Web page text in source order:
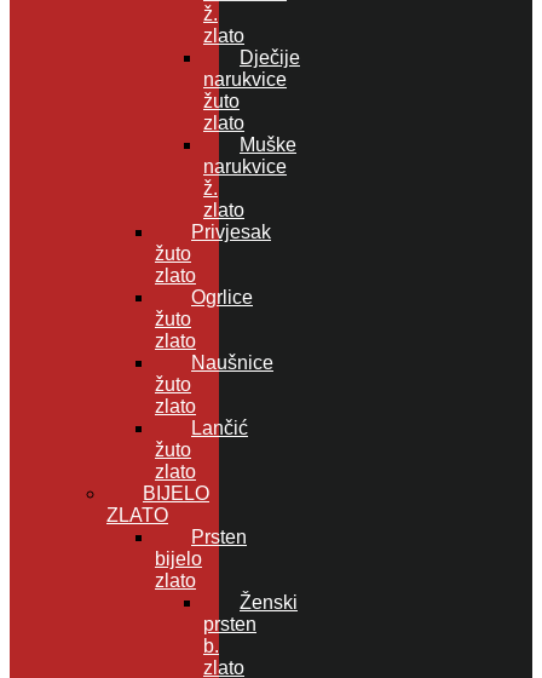
ž.
zlato
Dječije
narukvice
žuto
zlato
Muške
narukvice
ž.
zlato
Privjesak
žuto
zlato
Ogrlice
žuto
zlato
Naušnice
žuto
zlato
Lančić
žuto
zlato
BIJELO
ZLATO
Prsten
bijelo
zlato
Ženski
prsten
b.
zlato